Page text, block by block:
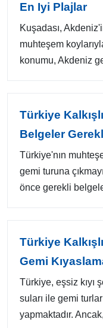
En Iyi Plajlar
Kuşadası,
muhteşem
konumu, Akdeniz
Türkiye
Belgeler
Türkiye'nın
gemi turuna
önce gerekli
Türkiye
Gemi
Türkiye, eşsiz kıyı
suları ile gemi
yapmaktadır.